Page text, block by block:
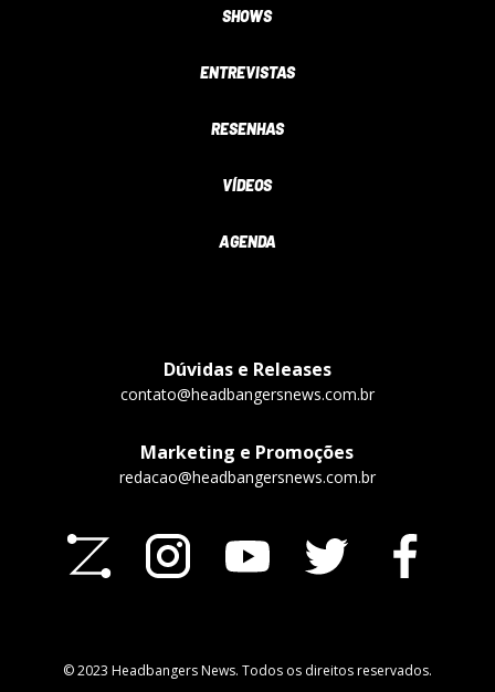
SHOWS
ENTREVISTAS
RESENHAS
VÍDEOS
AGENDA
Dúvidas e Releases
contato@headbangersnews.com.br
Marketing e Promoções
redacao@headbangersnews.com.br
© 2023 Headbangers News. Todos os direitos reservados.